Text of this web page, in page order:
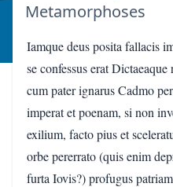
Metamorphoses
Iamque deus posita fallacis
se confessus erat Dictaeaque
cum pater ignarus Cadmo
imperat et poenam, si non
exilium, facto pius et
orbe pererrato (quis enim
furta Iovis?) profugus